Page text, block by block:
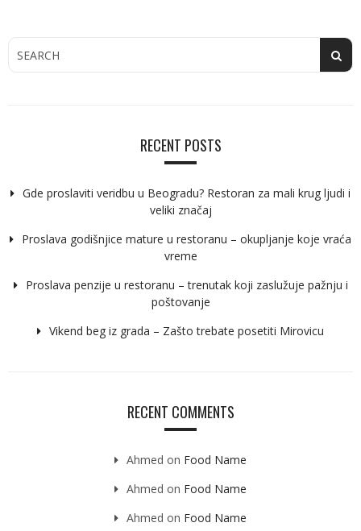
RECENT POSTS
Gde proslaviti veridbu u Beogradu? Restoran za mali krug ljudi i
veliki značaj
Proslava godišnjice mature u restoranu – okupljanje koje vraća
vreme
Proslava penzije u restoranu – trenutak koji zaslužuje pažnju i
poštovanje
Vikend beg iz grada – Zašto trebate posetiti Mirovicu
RECENT COMMENTS
Ahmed on Food Name
Ahmed on Food Name
Ahmed on Food Name